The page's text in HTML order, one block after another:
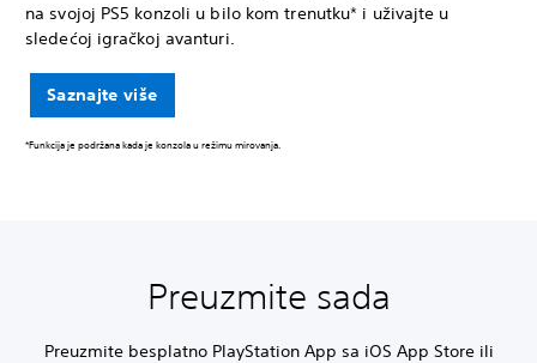
na svojoj PS5 konzoli u bilo kom trenutku* i uživajte u
sledećoj igračkoj avanturi.
Saznajte više
*Funkcija je podržana kada je konzola u režimu mirovanja.
Preuzmite sada
Preuzmite besplatno PlayStation App sa iOS App Store ili